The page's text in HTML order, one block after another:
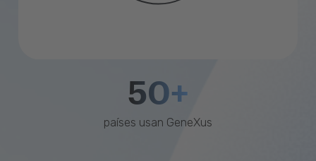
50+
países usan GeneXus